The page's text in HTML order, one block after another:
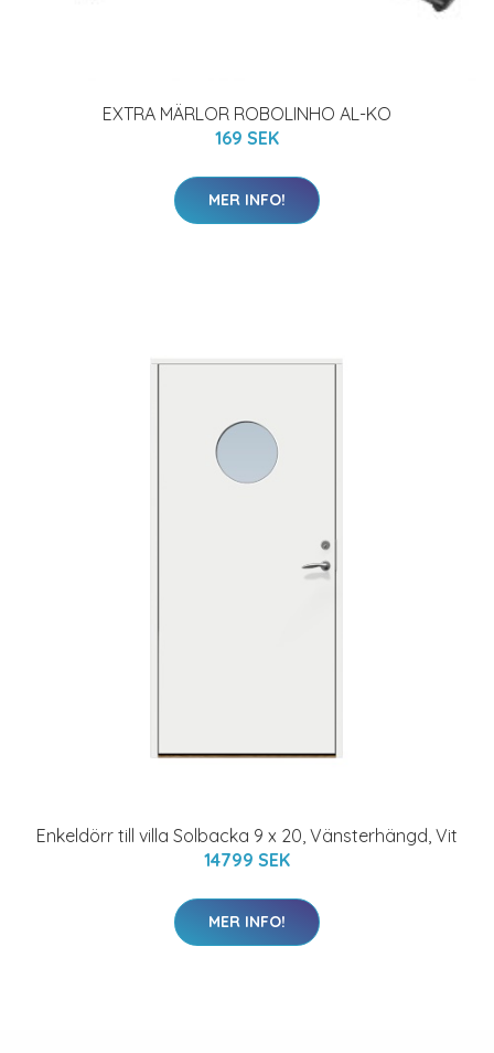
EXTRA MÄRLOR ROBOLINHO AL-KO
169 SEK
MER INFO!
Enkeldörr till villa Solbacka 9 x 20, Vänsterhängd, Vit
14799 SEK
MER INFO!